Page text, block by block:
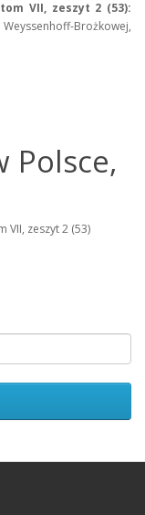
VII, zeszyt 2 (53):
Brożkowej,
Polsce,
VII, zeszyt 2 (53)